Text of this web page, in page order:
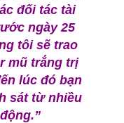
đối tác tài
ngày 25
tôi sẽ trao
mũ trắng trị
lúc đó bạn
sát từ nhiều